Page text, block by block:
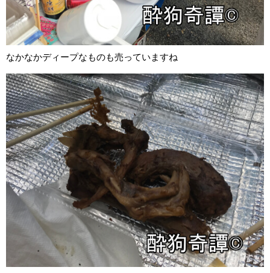
なかなかディープなものも売っていますね